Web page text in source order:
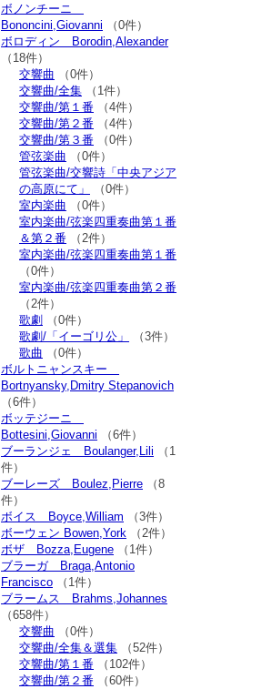
ボノンチーニ
Bononcini,Giovanni （0件）
ボロディン Borodin,Alexander
（18件）
交響曲 （0件）
交響曲/全集 （1件）
交響曲/第１番 （4件）
交響曲/第２番 （4件）
交響曲/第３番 （0件）
管弦楽曲 （0件）
管弦楽曲/交響詩「中央アジア
の高原にて」
（0件）
室内楽曲 （0件）
室内楽曲/弦楽四重奏曲第１番
＆第２番 （2件）
室内楽曲/弦楽四重奏曲第１番
（0件）
室内楽曲/弦楽四重奏曲第２番
（2件）
歌劇
（0件）
歌劇/「イーゴリ公」
（3件）
歌曲 （0件）
ボルトニャンスキー
Bortnyansky,Dmitry Stepanovich
（6件）
ボッテジーニ
Bottesini,Giovanni （6件）
ブーランジェ Boulanger,Lili （1
件）
ブーレーズ Boulez,Pierre （8
件）
ボイス Boyce,William （3件）
ボーウェン Bowen,York （2件）
ボザ Bozza,Eugene （1件）
ブラーガ Braga,Antonio
Francisco （1件）
ブラームス Brahms,Johannes
（658件）
交響曲 （0件）
交響曲/全集＆選集 （52件）
交響曲/第１番 （102件）
交響曲/第２番 （60件）